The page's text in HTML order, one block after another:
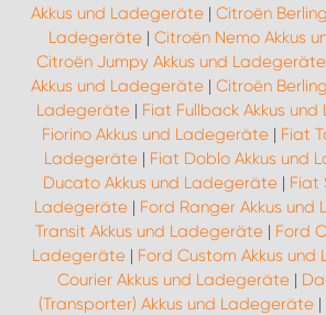
Akkus und Ladegeräte| Citroën
Ladegeräte | Citroën Nemo Akkus
Citroën Jumpy Akkus und Ladegeräte
Akkus und Ladegeräte| Citroën
Ladegeräte| Fiat Fullback Akkus
Fiorino Akkus und Ladegeräte | Fiat
Ladegeräte | Fiat Doblo Akkus und
Ducato Akkus und Ladegeräte| Fiat
Ladegeräte| Ford Ranger Akkus
Transit Akkus und Ladegeräte| Ford
Ladegeräte | Ford Custom Akkus
Courier Akkus und Ladegeräte|
(Transporter) Akkus und Ladegeräte|